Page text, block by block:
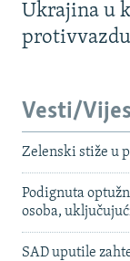
Ukrajina u
Vesti/
Zelenski stiže u
Podignuta
osoba,
SAD uputile